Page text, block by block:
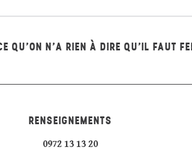
QU’ON N’A RIEN À DIRE QU’IL FAUT
RENSEIGNEMENTS
0972 13 13 20